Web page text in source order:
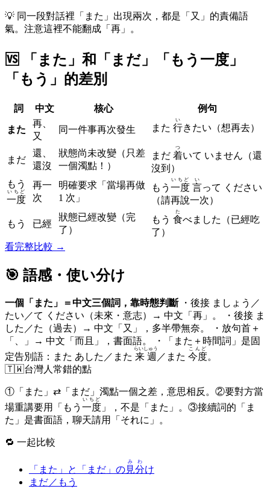
💡 同一段對話裡「また」出現兩次，都是「又」的責備語
氣。注意這裡不能翻成「再」。
🆚
「また」和「まだ」「もう一度」
「もう」的差別
詞 中文 核心 例句
また
再、
又
同一件事再次發生 また 行
い
きたい（想再去）
まだ
還、
還沒
狀態尚未改變（只差
一個濁點！）
まだ 着
つ
いて いません（還
沒到）
もう
一度
いちど
再一
次
明確要求「當場再做
1 次」
もう 一度
いちど
言
い
って ください
（請再說一次）
もう 已經
狀態已經改變（完
了）
もう 食
た
べました（已經吃
了）
看完整比較 →
🎯 語感・使い分け
一個「また」＝中文三個詞，靠時態判斷・後接 ましょう／
たい／て ください（未來・意志）→ 中文「再」。 ・後接 ま
した／た（過去）→ 中文「又」，多半帶無奈。 ・放句首＋
「、」→ 中文「而且」，書面語。 ・「また＋時間詞」是固
定告別語：また あした／また 来週
らいしゅう
／また 今度
こんど
。
🇹🇼台灣人常錯的點
①「また」⇄「まだ」濁點一個之差，意思相反。②要對方當
場重講要用「もう 一度
いちど
」，不是「また」。③接續詞的「ま
た」是書面語，聊天請用「それに」。
🔁 一起比較
「また」と「まだ」の見分
みわ
け
まだ／もう